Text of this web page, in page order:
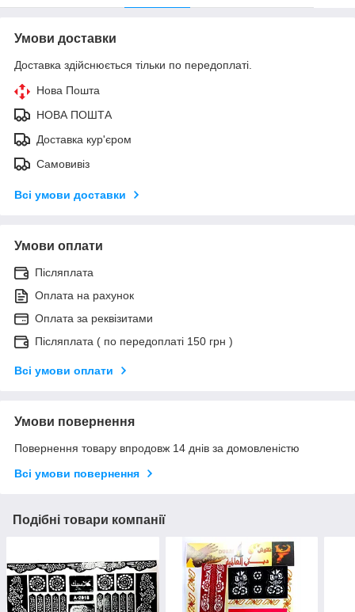
Умови доставки
Доставка здійснюється тільки по передоплаті.
Нова Пошта
НОВА ПОШТА
Доставка кур'єром
Самовивіз
Всі умови доставки
Умови оплати
Післяплата
Оплата на рахунок
Оплата за реквізитами
Післяплата ( по передоплаті 150 грн )
Всі умови оплати
Умови повернення
Повернення товару впродовж 14 днів за домовленістю
Всі умови повернення
Подібні товари компанії